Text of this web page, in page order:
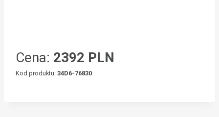
Cena: 2392 PLN
Kod produktu: 34D6-76830